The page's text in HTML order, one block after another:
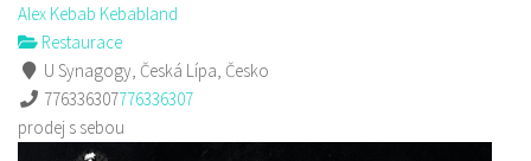
Alex Kebab Kebabland
Restaurace
U Synagogy, Česká Lípa, Česko
776336307776336307
prodej s sebou